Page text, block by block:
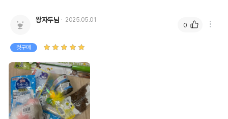
왕자두님 2025.05.01
첫구매
0